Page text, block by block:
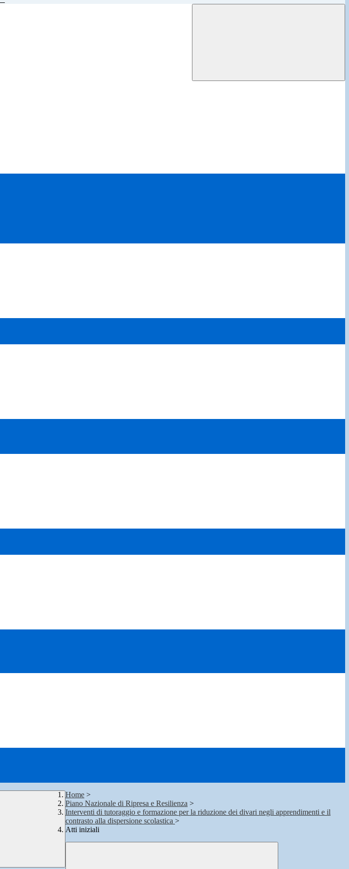
Home >
Piano Nazionale di Ripresa e Resilienza >
Interventi di tutoraggio e formazione per la riduzione dei divari negli apprendimenti e il
contrasto alla dispersione scolastica >
Atti iniziali